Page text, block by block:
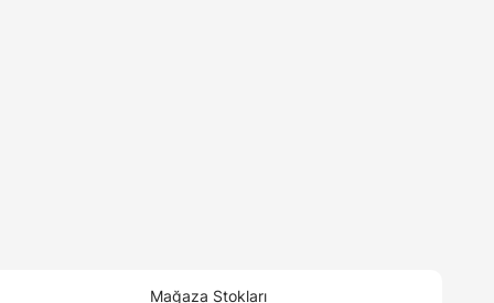
Mağaza Stokları